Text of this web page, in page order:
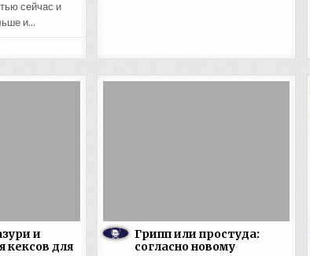
сейчас и
и…
и
кексов для
Грипп или простуда:
согласно новому